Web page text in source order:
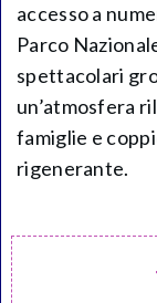
accesso a
Parco
spettacolari
un’atmosfera
famiglie e
rigenerante.